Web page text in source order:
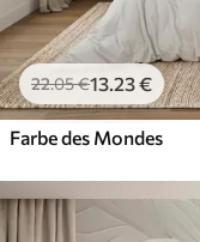
22.05€13.23€
Farbe des Mondes